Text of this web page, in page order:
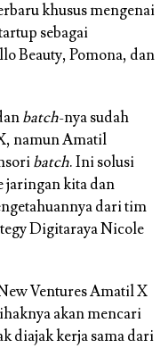
khusus mengenai
sebagai
Beauty, Pomona, dan
batch-nya sudah
namun Amatil
batch. Ini solusi
jaringan kita dan
dari tim
Digitaraya Nicole
Ventures Amatil X
akan mencari
diajak kerja sama dari